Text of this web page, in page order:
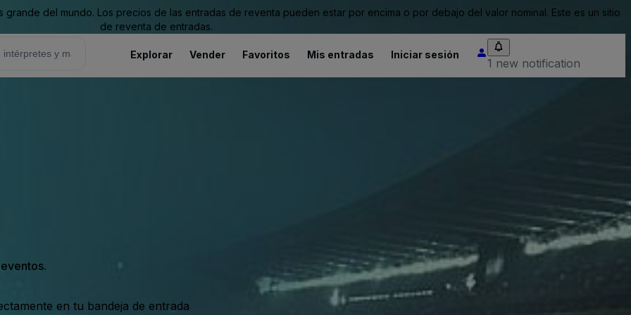
del mundo. Los precios de las entradas de reventa pueden estar por encima o por debajo del valor nominal. Este es un sitio
de reventa de entradas.
Explorar Vender Favoritos Mis entradas Iniciar sesión
1 new notification
en tu bandeja de entrada